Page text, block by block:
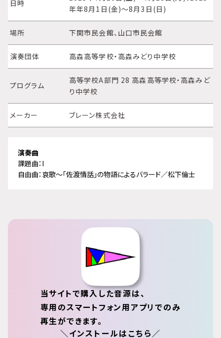
日時
年年8月1日(金)～8月3日(日)
場所 下関市民会館、山口市民会館
演奏団体 高森高等学校・高森みどり中学校
プログラム
高等学校A部門 28 高森高等学校・高森みど
り中学校
メーカー ブレーン株式会社
演奏曲
課題曲：I
自由曲：哀歌～「佐渡情話」の物語によるバラード／松下倫士
当サイトで購入した音源は、
専用のスマートフォン用アプリでのみ
再生ができます。
＼インストールはこちら／